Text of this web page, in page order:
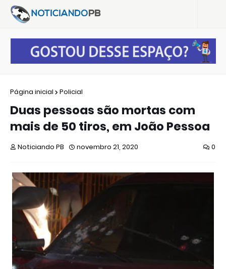
Página inicial Policial
Duas pessoas são mortas com
mais de 50 tiros, em João Pessoa
Noticiando PB novembro 21, 2020 0